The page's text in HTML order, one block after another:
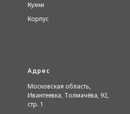
Кухни
Корпус
Адрес
Московская область,
Ивантеевка, Толмачёва, 92,
стр. 1